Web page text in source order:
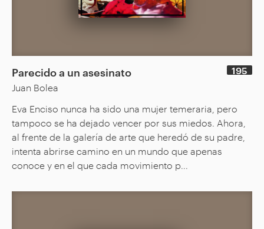
Parecido a un asesinato
Juan Bolea
195
Eva Enciso nunca ha sido una mujer temeraria, pero
tampoco se ha dejado vencer por sus miedos. Ahora,
al frente de la galería de arte que heredó de su padre,
intenta abrirse camino en un mundo que apenas
conoce y en el que cada movimiento p...